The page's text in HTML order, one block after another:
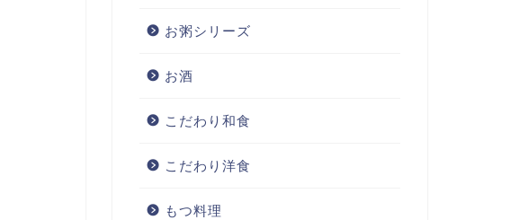
お粥シリーズ
お酒
こだわり和食
こだわり洋食
もつ料理